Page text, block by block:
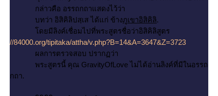
กล่าวคือ อรรถกถาแสดงไว้ว่า
บทว่า อิสิคิลิปสฺเส ได้แก่ ข้างภูเขาอิสิคิลิ.
ดยมีลิงค์เชื่อมไปที่พระสูตรชื่อว่าอิสิคิลิสูตร
//84000.org/tipitaka/attha/v.php?B=14&A=3647&Z=3723
ผลการตรวจสอบ ปรากฏว่า
พระสูตรนี้ คุณ GravityOfLove ไม่ได้อ่านลิงค์ที่มีในอรรถ
กถา.